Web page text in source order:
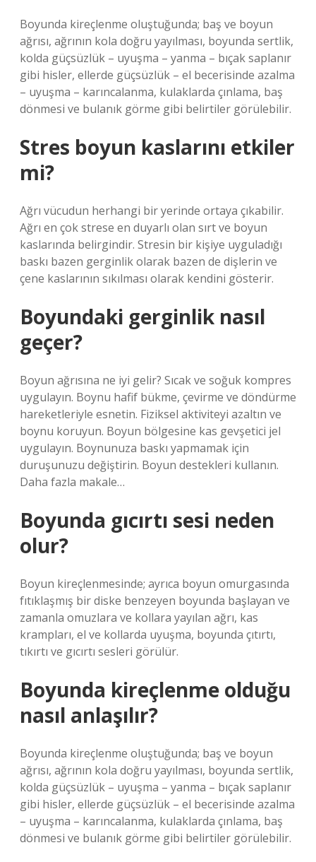
Boyunda kireçlenme oluştuğunda; baş ve boyun
ağrısı, ağrının kola doğru yayılması, boyunda sertlik,
kolda güçsüzlük – uyuşma – yanma – bıçak saplanır
gibi hisler, ellerde güçsüzlük – el becerisinde azalma
– uyuşma – karıncalanma, kulaklarda çınlama, baş
dönmesi ve bulanık görme gibi belirtiler görülebilir.
Stres boyun kaslarını etkiler
mi?
Ağrı vücudun herhangi bir yerinde ortaya çıkabilir.
Ağrı en çok strese en duyarlı olan sırt ve boyun
kaslarında belirgindir. Stresin bir kişiye uyguladığı
baskı bazen gerginlik olarak bazen de dişlerin ve
çene kaslarının sıkılması olarak kendini gösterir.
Boyundaki gerginlik nasıl
geçer?
Boyun ağrısına ne iyi gelir? Sıcak ve soğuk kompres
uygulayın. Boynu hafif bükme, çevirme ve döndürme
hareketleriyle esnetin. Fiziksel aktiviteyi azaltın ve
boynu koruyun. Boyun bölgesine kas gevşetici jel
uygulayın. Boynunuza baskı yapmamak için
duruşunuzu değiştirin. Boyun destekleri kullanın.
Daha fazla makale…
Boyunda gıcırtı sesi neden
olur?
Boyun kireçlenmesinde; ayrıca boyun omurgasında
fıtıklaşmış bir diske benzeyen boyunda başlayan ve
zamanla omuzlara ve kollara yayılan ağrı, kas
krampları, el ve kollarda uyuşma, boyunda çıtırtı,
tıkırtı ve gıcırtı sesleri görülür.
Boyunda kireçlenme olduğu
nasıl anlaşılır?
Boyunda kireçlenme oluştuğunda; baş ve boyun
ağrısı, ağrının kola doğru yayılması, boyunda sertlik,
kolda güçsüzlük – uyuşma – yanma – bıçak saplanır
gibi hisler, ellerde güçsüzlük – el becerisinde azalma
– uyuşma – karıncalanma, kulaklarda çınlama, baş
dönmesi ve bulanık görme gibi belirtiler görülebilir.